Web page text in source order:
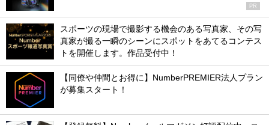
PR
スポーツの現場で撮影する機会のある写真家、その写
真家が撮る一瞬のシーンにスポットをあてるコンテス
トを開催します。作品受付中！
【同僚や仲間とお得に】NumberPREMIER法人プラン
が募集スタート！